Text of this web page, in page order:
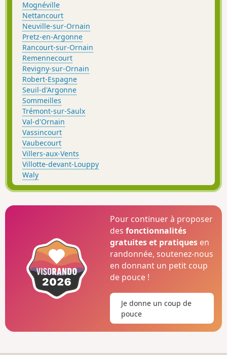
Mognéville
Nettancourt
Neuville-sur-Ornain
Pretz-en-Argonne
Rancourt-sur-Ornain
Remennecourt
Revigny-sur-Ornain
Robert-Espagne
Seuil-d'Argonne
Sommeilles
Trémont-sur-Saulx
Val-d'Ornain
Vassincourt
Vaubecourt
Villers-aux-Vents
Villotte-devant-Louppy
Waly
Pour continuer à proposer
desfonctionnalités
gratuites et pratiques en
randonnée, soutenez-nous
en donnant un petit coup
de pouce !
Je donne un coup de
pouce